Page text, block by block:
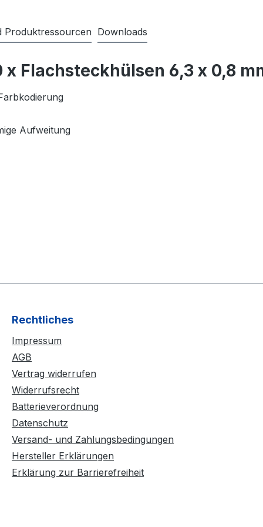
Produktressourcen Downloads
Flachsteckhülsen 6,3 x 0,8
Aufweitung
Rechtliches
Impressum
AGB
Vertrag widerrufen
Widerrufsrecht
Batterieverordnung
Datenschutz
Versand- und Zahlungsbedingungen
Hersteller Erklärungen
Erklärung zur Barrierefreiheit